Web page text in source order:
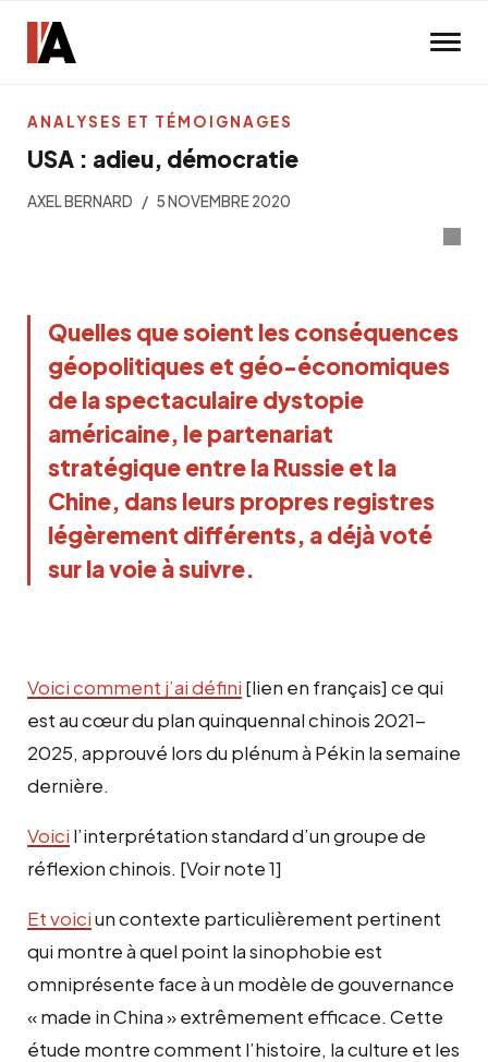
USA : adieu, démocratie
AXEL BERNARD 5 NOVEMBRE 2020
Quelles que soient les conséquences
géopolitiques et géo-économiques
de la spectaculaire dystopie
américaine, le partenariat
stratégique entre la Russie et la
Chine, dans leurs propres registres
légèrement différents, a déjà voté
sur la voie à suivre.
Voici comment j’ai défini [lien en français] ce qui
est au cœur du plan quinquennal chinois 2021-
2025, approuvé lors du plénum à Pékin la semaine
dernière.
Voici l’interprétation standard d’un groupe de
réflexion chinois. [Voir note 1]
Et voiciun contexte particulièrement pertinent
qui montre à quel point la sinophobie est
omniprésente face à un modèle de gouvernance
« made in China » extrêmement efficace. Cette
étude montre comment l’histoire, la culture et les
ANALYSES ET TÉMOIGNAGES